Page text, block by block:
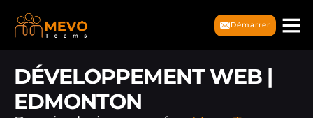
Démarrer
DÉVELOPPEMENT WEB |
EDMONTON